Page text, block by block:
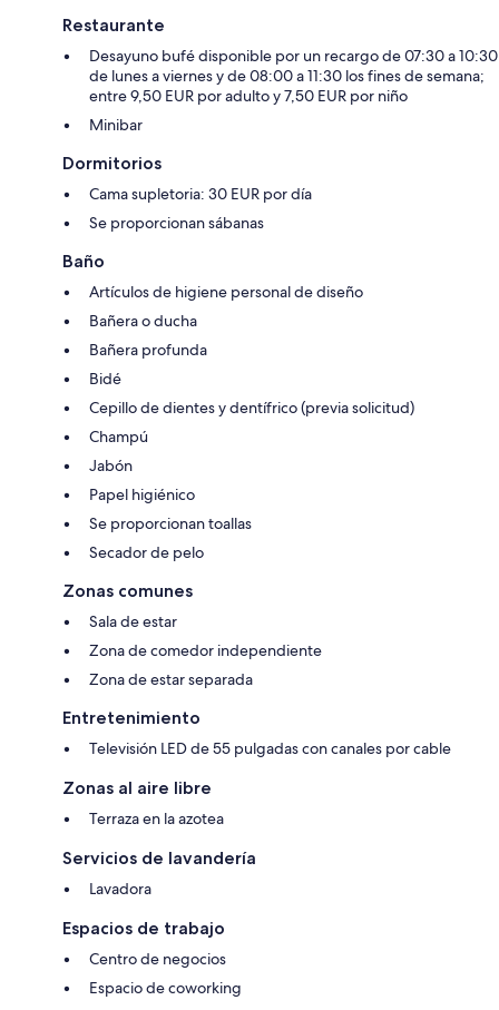
Restaurante
Desayuno bufé disponible por un recargo de 07:30 a 10:30
de lunes a viernes y de 08:00 a 11:30 los fines de semana;
entre 9,50 EUR por adulto y 7,50 EUR por niño
Minibar
Dormitorios
Cama supletoria: 30 EUR por día
Se proporcionan sábanas
Baño
Artículos de higiene personal de diseño
Bañera o ducha
Bañera profunda
Bidé
Cepillo de dientes y dentífrico (previa solicitud)
Champú
Jabón
Papel higiénico
Se proporcionan toallas
Secador de pelo
Zonas comunes
Sala de estar
Zona de comedor independiente
Zona de estar separada
Entretenimiento
Televisión LED de 55 pulgadas con canales por cable
Zonas al aire libre
Terraza en la azotea
Servicios de lavandería
Lavadora
Espacios de trabajo
Centro de negocios
Espacio de coworking